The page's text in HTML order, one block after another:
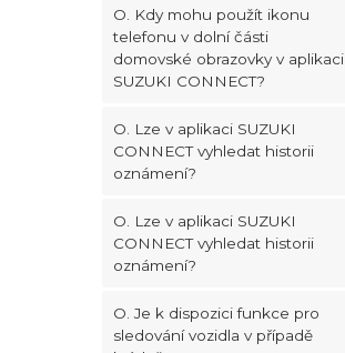
O. Kdy mohu použít ikonu
telefonu v dolní části
domovské obrazovky v aplikaci
SUZUKI CONNECT?
O. Lze v aplikaci SUZUKI
CONNECT vyhledat historii
oznámení?
O. Lze v aplikaci SUZUKI
CONNECT vyhledat historii
oznámení?
O. Je k dispozici funkce pro
sledování vozidla v případě